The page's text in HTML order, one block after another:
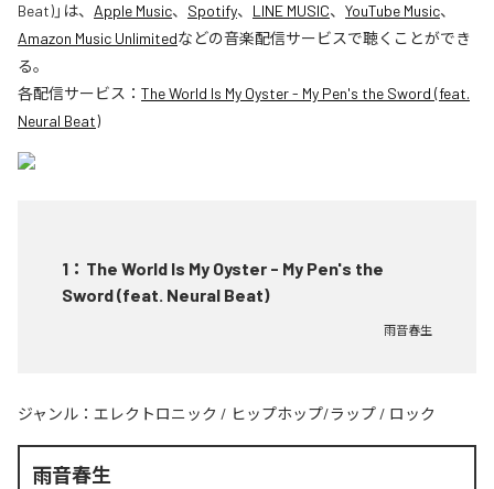
Beat)」は、 Apple Music、 Spotify、 LINE MUSIC、 YouTube Music、
Amazon Music Unlimitedなどの音楽配信サービスで聴くことができ
る。
各配信サービス： The World Is My Oyster - My Pen's the Sword (feat.
Neural Beat)
1 ： The World Is My Oyster - My Pen's the
Sword (feat. Neural Beat)
雨音春生
ジャンル： エレクトロニック / ヒップホップ/ラップ / ロック
雨音春生